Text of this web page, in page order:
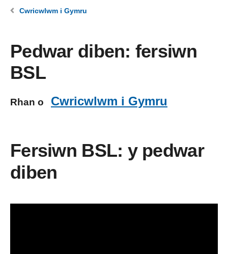
Cwricwlwm i Gymru
Pedwar diben: fersiwn
BSL
Rhan o Cwricwlwm i Gymru
Fersiwn BSL: y pedwar
diben